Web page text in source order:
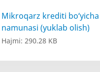
Mikroqarz krediti
namunasi (yuklab olish)
Hajmi: 290.28 KB